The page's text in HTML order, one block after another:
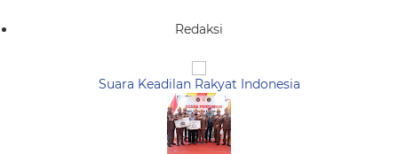
Redaksi
Suara Keadilan Rakyat Indonesia